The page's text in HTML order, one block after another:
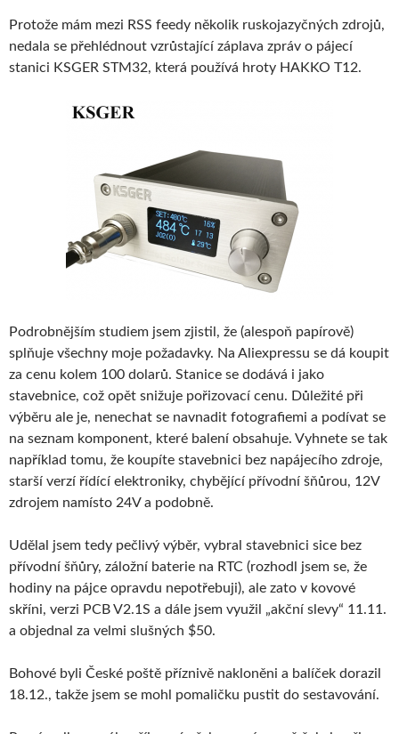
Protože mám mezi RSS feedy několik ruskojazyčných zdrojů,
nedala se přehlédnout vzrůstající záplava zpráv o pájecí
stanici KSGER STM32, která používá hroty HAKKO T12.
Podrobnějším studiem jsem zjistil, že (alespoň papírově)
splňuje všechny moje požadavky. Na Aliexpressu se dá koupit
za cenu kolem 100 dolarů. Stanice se dodává i jako
stavebnice, což opět snižuje pořizovací cenu. Důležité při
výběru ale je, nenechat se navnadit fotografiemi a podívat se
na seznam komponent, které balení obsahuje. Vyhnete se tak
například tomu, že koupíte stavebnici bez napájecího zdroje,
starší verzí řídící elektroniky, chybějící přívodní šňůrou, 12V
zdrojem namísto 24V a podobně.
Udělal jsem tedy pečlivý výběr, vybral stavebnici sice bez
přívodní šňůry, záložní baterie na RTC (rozhodl jsem se, že
hodiny na pájce opravdu nepotřebuji), ale zato v kovové
skříni, verzi PCB V2.1S a dále jsem využil „akční slevy“ 11.11.
a objednal za velmi slušných $50.
Bohové byli České poště příznivě nakloněni a balíček dorazil
18.12., takže jsem se mohl pomaličku pustit do sestavování.